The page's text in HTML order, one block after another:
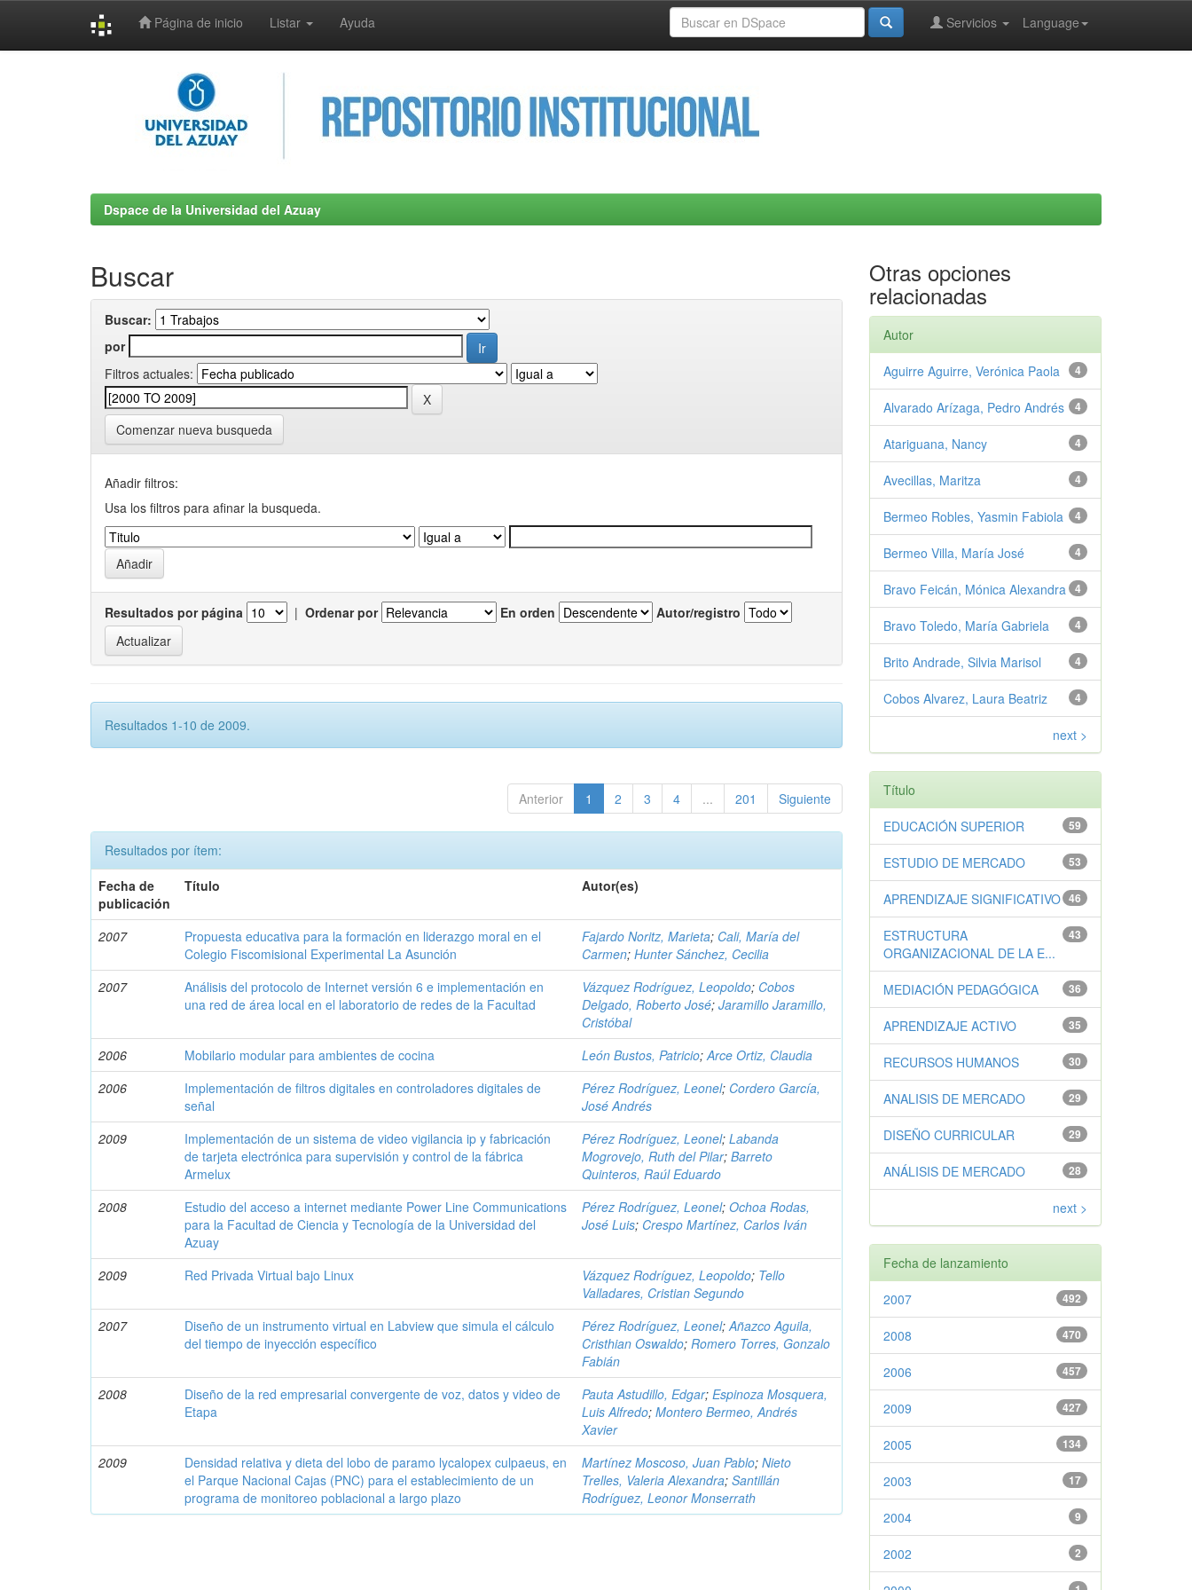
Página de inicio Listar Ayuda Language
Servicios
Dspace de la Universidad del Azuay
Buscar
Buscar:
por
Filtros actuales:
Comenzar nueva busqueda
Añadir filtros:
Usa los filtros para afinar la busqueda.
Resultados por página | Ordenar por En orden Autor/registro
Resultados 1-10 de 2009.
Anterior 1 2 3 4 ... 201 Siguiente
Resultados por ítem:
Fecha de
publicación
Título Autor(es)
2007
Propuesta educativa para la formación en liderazgo moral en el
Colegio Fiscomisional Experimental La Asunción
Fajardo Noritz, Marieta; Cali, María del
Carmen;Hunter Sánchez, Cecilia
2007
Análisis del protocolo de Internet versión 6 e implementación en
una red de área local en el laboratorio de redes de la Facultad
Vázquez Rodríguez, Leopoldo; Cobos
Delgado, Roberto José;Jaramillo Jaramillo,
Cristóbal
2006
Mobilario modular para ambientes de cocina León Bustos, Patricio;Arce Ortiz, Claudia
2006
Implementación de filtros digitales en controladores digitales de
señal
Pérez Rodríguez, Leonel; Cordero García,
José Andrés
2009
Implementación de un sistema de video vigilancia ip y fabricación
de tarjeta electrónica para supervisión y control de la fábrica
Armelux
Pérez Rodríguez, Leonel;Labanda
Mogrovejo, Ruth del Pilar;Barreto
Quinteros, Raúl Eduardo
2008
Estudio del acceso a internet mediante Power Line Communications
para la Facultad de Ciencia y Tecnología de la Universidad del
Azuay
Pérez Rodríguez, Leonel;Ochoa Rodas,
José Luis; Crespo Martínez, Carlos Iván
2009 Red Privada Virtual bajo Linux Vázquez Rodríguez, Leopoldo; Tello
Valladares, Cristian Segundo
2007
Diseño de un instrumento virtual en Labview que simula el cálculo
del tiempo de inyección específico
Pérez Rodríguez, Leonel;Añazco Aguila,
Cristhian Oswaldo;Romero Torres, Gonzalo
Fabián
2008
Diseño de la red empresarial convergente de voz, datos y video de
Etapa
Pauta Astudillo, Edgar;Espinoza Mosquera,
Luis Alfredo;Montero Bermeo, Andrés
Xavier
2009
Densidad relativa y dieta del lobo de paramo lycalopex culpaeus, en
el Parque Nacional Cajas (PNC) para el establecimiento de un
programa de monitoreo poblacional a largo plazo
Martínez Moscoso, Juan Pablo;Nieto
Trelles, Valeria Alexandra;Santillán
Rodríguez, Leonor Monserrath
Otras opciones
relacionadas
Autor
4
Aguirre Aguirre, Verónica Paola
4
Alvarado Arízaga, Pedro Andrés
4
Atariguana, Nancy
4
Avecillas, Maritza
4
Bermeo Robles, Yasmin Fabiola
4
Bermeo Villa, María José
4
Bravo Feicán, Mónica Alexandra
4
Bravo Toledo, María Gabriela
4
Brito Andrade, Silvia Marisol
4
Cobos Alvarez, Laura Beatriz
next >
Título
59
EDUCACIÓN SUPERIOR
53
ESTUDIO DE MERCADO
46
APRENDIZAJE SIGNIFICATIVO
43
ESTRUCTURA
ORGANIZACIONAL DE LA E...
36
MEDIACIÓN PEDAGÓGICA
35
APRENDIZAJE ACTIVO
30
RECURSOS HUMANOS
29
ANALISIS DE MERCADO
29
DISEÑO CURRICULAR
28
ANÁLISIS DE MERCADO
next >
Fecha de lanzamiento
492
2007
470
2008
457
2006
427
2009
134
2005
17
2003
9
2004
2
2002